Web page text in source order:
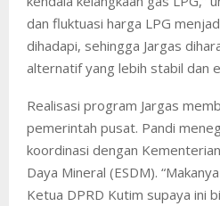
dan fluktuasi harga LPG
dihadapi, sehingga Jargas
alternatif yang lebih stabil dan
Realisasi program Jargas
pemerintah pusat. Pandi
koordinasi dengan
Daya Mineral (ESDM).
Ketua DPRD Kutim supaya ini